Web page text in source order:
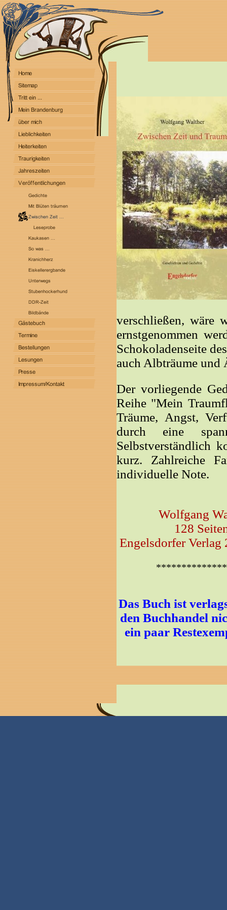
verschließen, wäre
ernstgenommen
Schokoladenseite
auch Albträume und
Der vorliegende
Reihe "Mein
Träume, Angst,
durch eine
Selbstverständlich
kurz. Zahlreiche
individuelle Note.
Wolfgang
128
Engelsdorfer
Das Buch ist
den Buchhandel
ein paar